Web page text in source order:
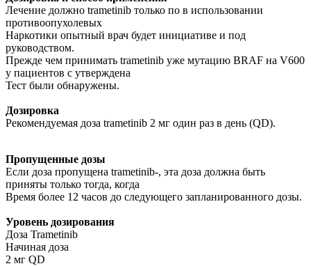
Лечение должно trametinib только по в использовании
противоопухолевых
Наркотики опытный врач будет инициативе и под
руководством.
Прежде чем принимать trametinib уже мутацию BRAF на V600
у пациентов с утверждена
Тест были обнаружены.
Дозировка
Рекомендуемая доза trametinib 2 мг один раз в день (QD).
Пропущенные дозы
Если доза пропущена trametinib-, эта доза должна быть
приняты только тогда, когда
Время более 12 часов до следующего запланированного дозы.
Уровень дозирования
Доза Trametinib
Начиная доза
2 мг QD